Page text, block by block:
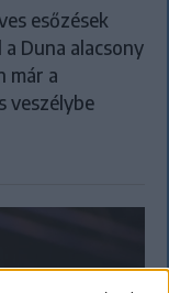
esőzések
Duna alacsony
már a
veszélybe